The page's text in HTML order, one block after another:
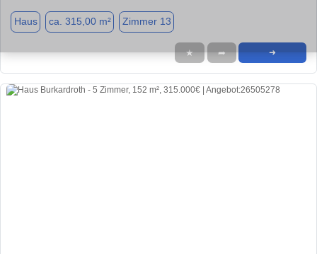
Haus ca. 315,00 m² Zimmer 13
★ ➦ ➜